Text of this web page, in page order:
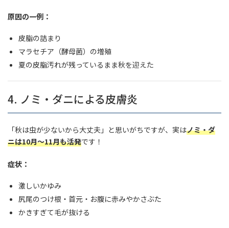
原因の一例：
皮脂の詰まり
マラセチア（酵母菌）の増殖
夏の皮脂汚れが残っているまま秋を迎えた
4. ノミ・ダニによる皮膚炎
「秋は虫が少ないから大丈夫」と思いがちですが、実はノミ・ダ
ニは10月〜11月も活発です！
症状：
激しいかゆみ
尻尾のつけ根・首元・お腹に赤みやかさぶた
かきすぎて毛が抜ける